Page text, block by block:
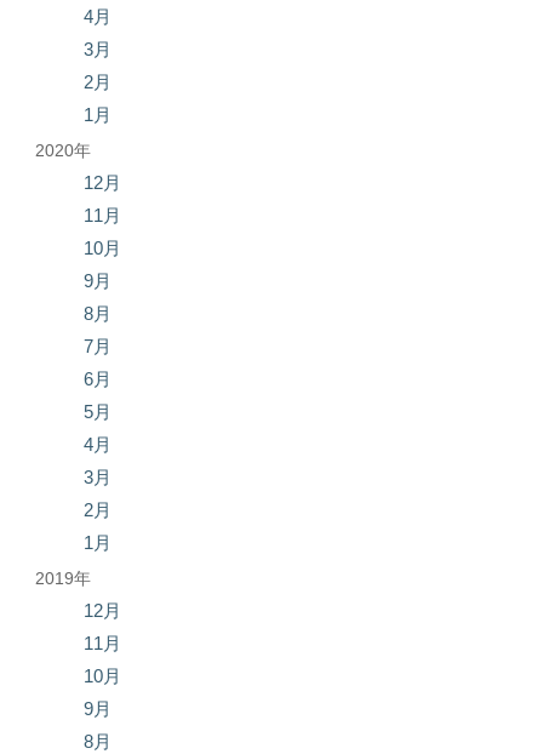
4月
3月
2月
1月
2020年
12月
11月
10月
9月
8月
7月
6月
5月
4月
3月
2月
1月
2019年
12月
11月
10月
9月
8月